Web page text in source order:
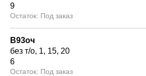
9
Под заказ
В93оч
без т/о 1 15 20
6
Под заказ